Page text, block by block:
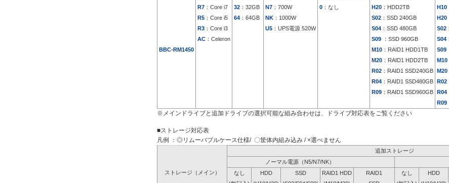
BBC-RM1450
R7 ：Core i7 32 ：32GB N7 ：700W 0 ：なし H20 ：HDD2TB H10
R5 ：Core i5 64 ：64GB NK ：1000W S02 ：SSD 240GB H20
R3 ：Core i3 U5 ：UPS電源 520W S04 ：SSD 480GB S02
AC ：Celeron S09 ：SSD 960GB S04
M10 ：RAID1 HDD1TB S09
M20 ：RAID1 HDD2TB M10
R02 ：RAID1 SSD240GB M20
R04 ：RAID1 SSD480GB R02
R09 ：RAID1 SSD960GB R04
R09
※メインドライブと追加ドライブの選択可能な組み合わせは、ドライブ対応表をご覧ください
■ストレージ対応表
凡例 ：◎リムーバブルケース仕様/ 〇筐体内組み込み / ×選べません
追加ストレージ
ノーマル電源（N5/N7/NK）
ストレージ（メイン）
なし HDD SSD RAID1 HDD RAID1 なし HDD